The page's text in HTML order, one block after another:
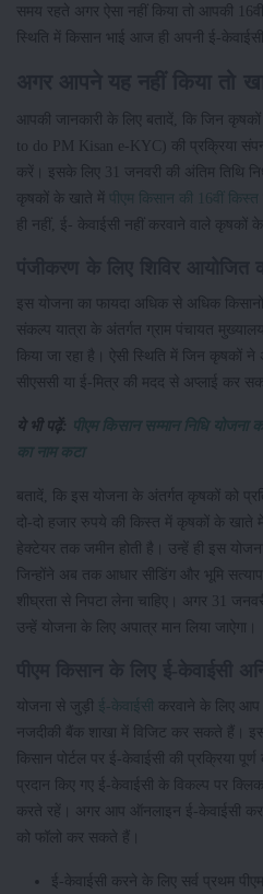
समय रहते अगर ऐसा नहीं किया तो आपकी
स्थिति में किसान भाई आज ही अपनी ई-
आपकी जानकारी के लिए बतादें, कि जिन
to do PM Kisan e-KYC) की प्रक्रिया
करें। इसके लिए 31 जनवरी की अंतिम तिथि
कृषकों के खाते में
पीएम किसान की 16वीं किस्त
ही नहीं, ई- केवाईसी नहीं करवाने वाले कृषकों के
इस योजना का फायदा अधिक से अधिक
संकल्प यात्रा के अंतर्गत ग्राम पंचायत
किया जा रहा है। ऐसी स्थिति में जिन कृषकों
सीएससी या ई-मित्र की मदद से अप्लाई कर
ये भी पढ़ें: पीएम किसान सम्मान निधि
का नाम कटा
बतादें, कि इस योजना के अंतर्गत कृषकों को
दो-दो हजार रुपये की किस्त में कृषकों के
हेक्टेयर तक जमीन होती है। उन्हें ही इस
जिन्होंने अब तक आधार सीडिंग और भूमि
शीघ्रता से निपटा लेना चाहिए। अगर 31
उन्हें योजना के लिए अपात्र मान लिया जाऐगा।
योजना से जुड़ी ई-केवाईसी
करवाने के लिए
नजदीकी बैंक शाखा में विजिट कर सकते हैं।
किसान पोर्टल पर ई-केवाईसी की प्रक्रिया
प्रदान किए गए ई-केवाईसी के विकल्प पर
करते रहें। अगर आप ऑनलाइन ई-केवाईसी
को फॉलो कर सकते हैं।
ई-केवाईसी करने के लिए सर्व प्रथम